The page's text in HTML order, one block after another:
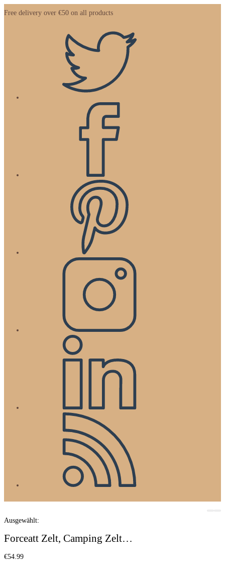
Inhalt
Free delivery over €50 on all products
Ausgewählt:
Forceatt Zelt, Camping Zelt…
€54.99